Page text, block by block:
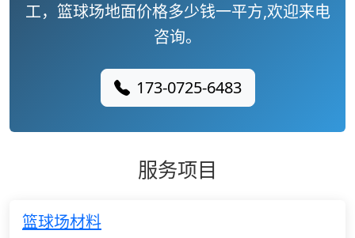
工，篮球场地面价格多少钱一平方,欢迎来电
咨询。
173-0725-6483
服务项目
篮球场材料